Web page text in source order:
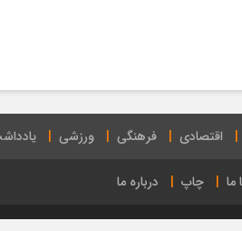
اقتصادی فرهنگی ورزشی
ما چاپ درباره ما